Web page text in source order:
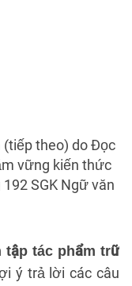
(tiếp theo) do Đọc
vững kiến thức
SGK Ngữ văn
tập tác phẩm trữ
ý trả lời các câu